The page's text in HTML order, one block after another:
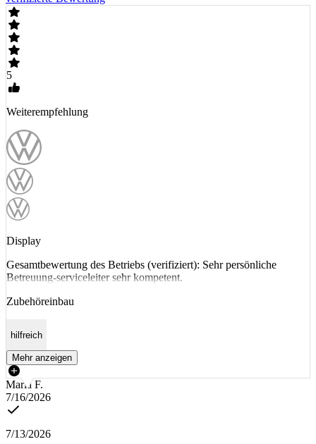
5
Weiterempfehlung
Display
Gesamtbewertung des Betriebs (verifiziert): Sehr persönliche
Betreuung-serviceleiter sehr kompetent.
Zubehöreinbau
hilfreich
Mehr anzeigen
Maria F.
7/16/2026
7/13/2026